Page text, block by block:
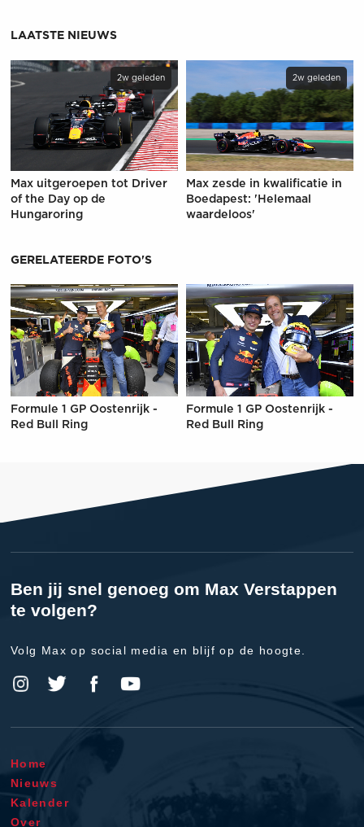
LAATSTE NIEUWS
2w geleden
Max uitgeroepen tot Driver
of the Day op de
Hungaroring
2w geleden
Max zesde in kwalificatie in
Boedapest: 'Helemaal
waardeloos'
GERELATEERDE FOTO'S
Formule 1 GP Oostenrijk -
Red Bull Ring
Formule 1 GP Oostenrijk -
Red Bull Ring
Ben jij snel genoeg om Max Verstappen
te volgen?
Volg Max op social media en blijf op de hoogte.
Home
Nieuws
Kalender
Over